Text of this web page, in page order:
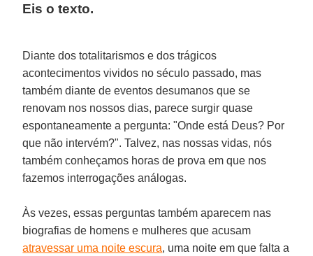
Eis o texto.
Diante dos totalitarismos e dos trágicos
acontecimentos vividos no século passado, mas
também diante de eventos desumanos que se
renovam nos nossos dias, parece surgir quase
espontaneamente a pergunta: "Onde está Deus? Por
que não intervém?". Talvez, nas nossas vidas, nós
também conheçamos horas de prova em que nos
fazemos interrogações análogas.
Às vezes, essas perguntas também aparecem nas
biografias de homens e mulheres que acusam
atravessar uma noite escura, uma noite em que falta a